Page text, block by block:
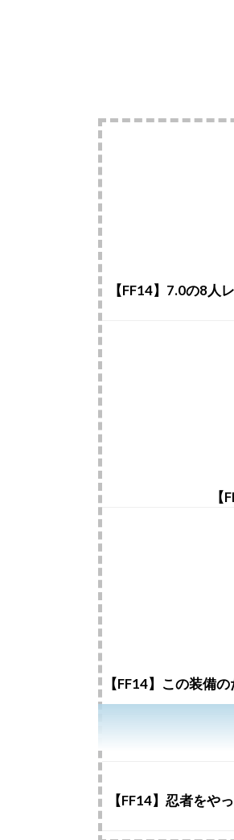
【FF14】7.0の8人
【FF14】この装備
【FF14】忍者をや